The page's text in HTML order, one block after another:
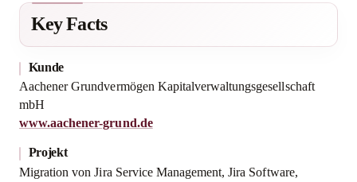
Key Facts
Kunde
Aachener Grundvermögen Kapitalverwaltungsgesellschaft
mbH
www.aachener-grund.de
Projekt
Migration von Jira Service Management, Jira Software,